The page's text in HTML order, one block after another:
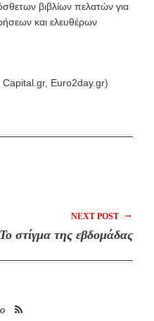
βιβλίων πελατών για
και ελευθέρων
Euro2day.gr)
NEXT POST →
Το στίγμα της εβδομάδας